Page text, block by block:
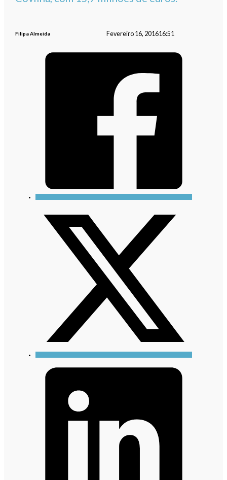
Filipa Almeida Fevereiro 16, 201616:51